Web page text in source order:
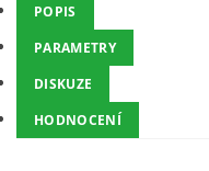
POPIS
PARAMETRY
DISKUZE
HODNOCENÍ